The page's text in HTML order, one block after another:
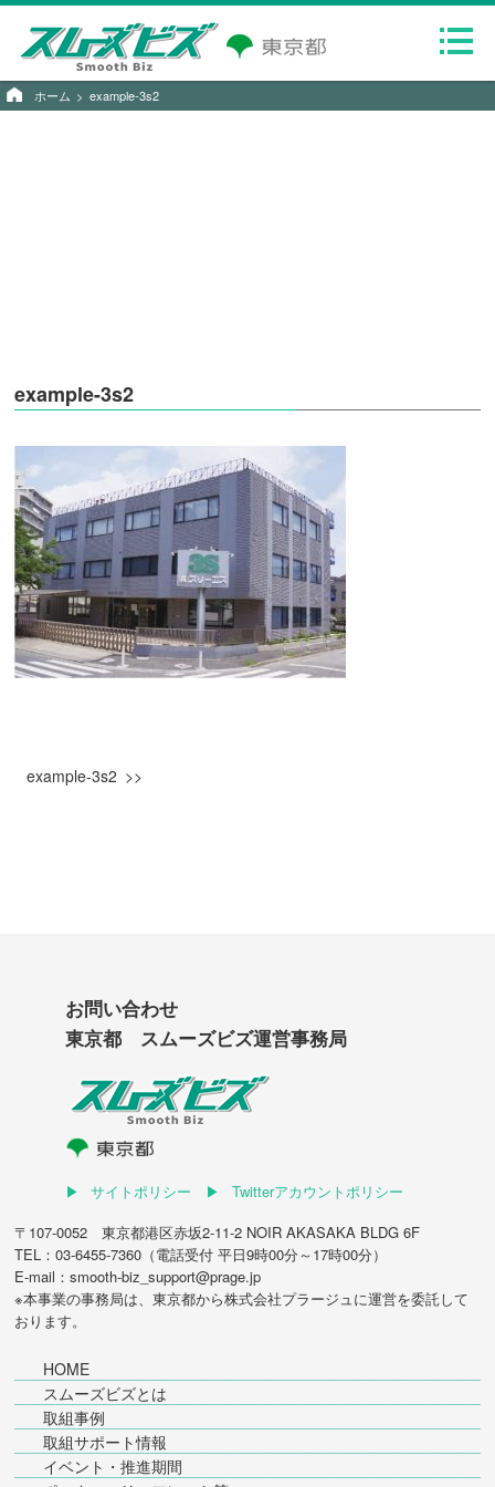
ホーム example-3s2
example-3s2
example-3s2
お問い合わせ
東京都 スムーズビズ運営事務局
サイトポリシー
Twitterアカウントポリシー
〒107-0052 東京都港区赤坂2-11-2 NOIR AKASAKA BLDG 6F
TEL：03-6455-7360（電話受付 平日9時00分～17時00分）
E-mail：smooth-biz_support@prage.jp
※本事業の事務局は、東京都から株式会社プラージュに運営を委託して
おります。
HOME
スムーズビズとは
取組事例
取組サポート情報
イベント・推進期間